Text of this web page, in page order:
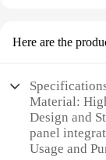
Here are the
Material:
Design and
panel
Usage and